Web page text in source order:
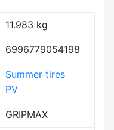
11.983 kg
6996779054198
Summer tires
PV
GRIPMAX